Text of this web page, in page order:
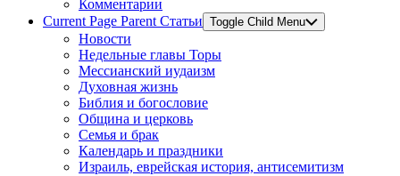
Комментарии
Current Page Parent Статьи Toggle Child Menu
Новости
Недельные главы Торы
Мессианский иудаизм
Духовная жизнь
Библия и богословие
Община и церковь
Семья и брак
Календарь и праздники
Израиль, еврейская история, антисемитизм